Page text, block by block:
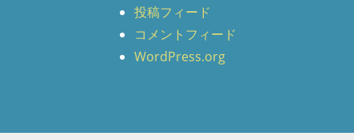
投稿フィード
コメントフィード
WordPress.org